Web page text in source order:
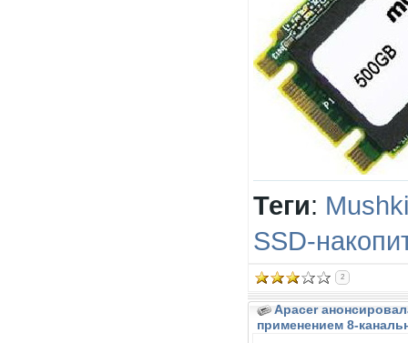
Теги:
SSD-
2
Apacer
применением 8-